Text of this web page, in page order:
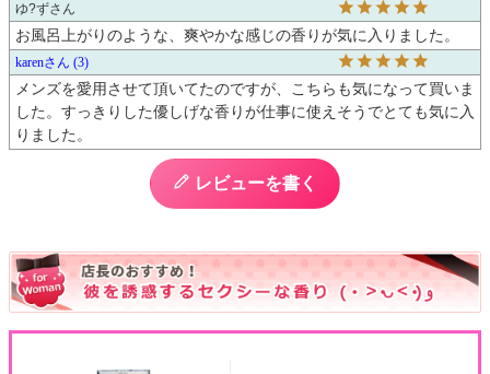
ゆ?ず
お風呂上がりのような、爽やかな感じの香りが気に入りました。
karen 3
メンズを愛用させて頂いてたのですが、こちらも気になって買いま
した。すっきりした優しげな香りが仕事に使えそうでとても気に入
りました。
レビューを書く